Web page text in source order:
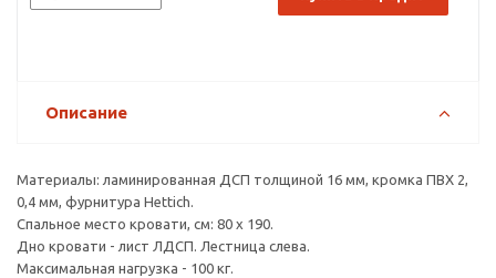
Описание
Материалы: ламинированная ДСП толщиной 16 мм, кромка ПВХ 2,
0,4 мм, фурнитура Hettich.
Спальное место кровати, см: 80 х 190.
Дно кровати - лист ЛДСП. Лестница слева.
Максимальная нагрузка - 100 кг.